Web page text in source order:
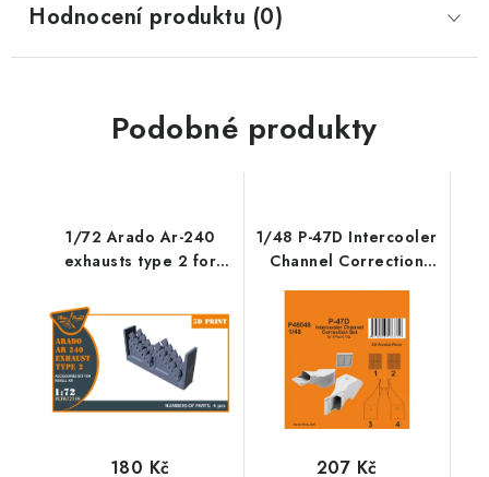
Hodnocení produktu (0)
Podobné produkty
1/72 Arado Ar-240
exhausts type 2 for
180 Kč
1/48 P-47D Intercooler
Channel Correction
Set/for Miniart kit
207 Kč